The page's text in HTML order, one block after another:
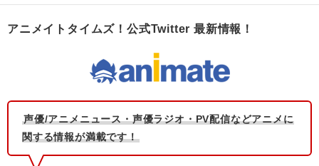
アニメイトタイムズ！公式Twitter 最新情報！
声優/アニメニュース・声優ラジオ・PV配信などアニメに
関する情報が満載です！